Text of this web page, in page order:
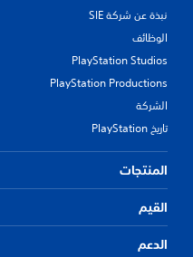
نبذة عن شركة SIE
الوظائف
PlayStation Studios
PlayStation Productions
الشركة
تاريخ PlayStation
المنتجات
القيم
الدعم